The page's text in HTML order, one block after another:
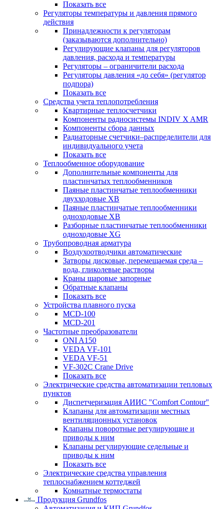
Показать все
Регуляторы температуры и давления прямого
действия
Принадлежности к регуляторам
(заказываются дополнительно)
Регулирующие клапаны для регуляторов
давления, расхода и температуры
Регуляторы – ограничители расхода
Регуляторы давления «до себя» (регулятор
подпора)
Показать все
Средства учета теплопотребления
Квартирные теплосчетчики
Компоненты радиосистемы INDIV X AMR
Компоненты сбора данных
Радиаторные счетчики–распределители для
индивидуального учета
Показать все
Теплообменное оборудование
Дополнительные компоненты для
пластинчатых теплообменников
Паяные пластинчатые теплообменники
двухходовые XB
Паяные пластинчатые теплообменники
одноходовые ХВ
Разборные пластинчатые теплообменники
одноходовые ХG
Трубопроводная арматура
Воздухоотводчики автоматические
Затворы дисковые, перемещаемая среда –
вода, гликолевые растворы
Краны шаровые запорные
Обратные клапаны
Показать все
Устройства плавного пуска
MCD-100
MCD-201
Частотные преобразователи
ONI A150
VEDA VF-101
VEDA VF-51
VF-302C Crane Drive
Показать все
Электрические средства автоматизации тепловых
пунктов
Диспетчеризация АИИС "Comfort Contour"
Клапаны для автоматизации местных
вентиляционных установок
Клапаны поворотные регулирующие и
приводы к ним
Клапаны регулирующие седельные и
приводы к ним
Показать все
Электрические средства управления
теплоснабжением коттеджей
Комнатные термостаты
Продукция Grundfos